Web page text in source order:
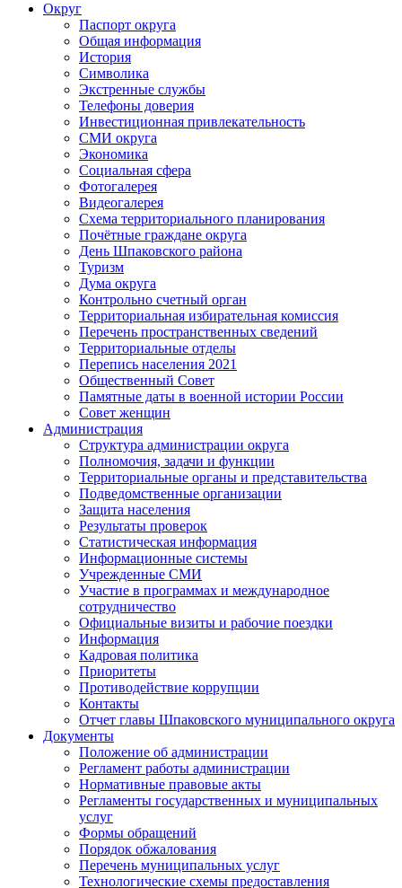
Округ
Паспорт округа
Общая информация
История
Символика
Экстренные службы
Телефоны доверия
Инвестиционная привлекательность
СМИ округа
Экономика
Социальная сфера
Фотогалерея
Видеогалерея
Схема территориального планирования
Почётные граждане округа
День Шпаковского района
Туризм
Дума округа
Контрольно счетный орган
Территориальная избирательная комиссия
Перечень пространственных сведений
Территориальные отделы
Перепись населения 2021
Общественный Совет
Памятные даты в военной истории России
Совет женщин
Администрация
Структура администрации округа
Полномочия, задачи и функции
Территориальные органы и представительства
Подведомственные организации
Защита населения
Результаты проверок
Статистическая информация
Информационные системы
Учрежденные СМИ
Участие в программах и международное
сотрудничество
Официальные визиты и рабочие поездки
Информация
Кадровая политика
Приоритеты
Противодействие коррупции
Контакты
Отчет главы Шпаковского муниципального округа
Документы
Положение об администрации
Регламент работы администрации
Нормативные правовые акты
Регламенты государственных и муниципальных
услуг
Формы обращений
Порядок обжалования
Перечень муниципальных услуг
Технологические схемы предоставления